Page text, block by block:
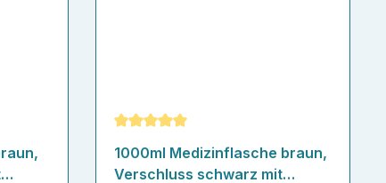
Durchschnittliche Bewertung von 5
1000ml Medizinflasche braun,
Verschluss schwarz mit